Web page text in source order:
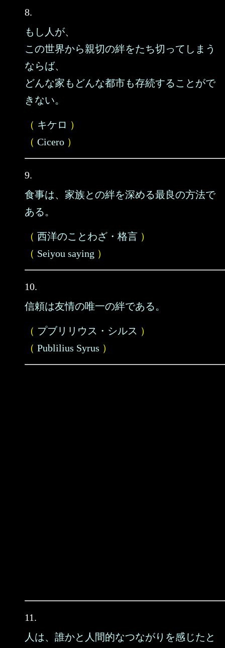
8.
もし人が、
この世界から親切の絆をたち切ってしまう
ならば、
どんな家もどんな都市も存続することがで
きない。
（ キケロ ）
（ Cicero ）
9.
食事は、家族との絆を深める最良の方法で
ある。
（ 西洋のことわざ・格言 ）
（ Seiyou saying ）
10.
信頼は友情の唯一の絆である。
（ プブリリウス・シルス ）
（ Publilius Syrus ）
11.
人は、誰かと人間的なつながりを感じたと